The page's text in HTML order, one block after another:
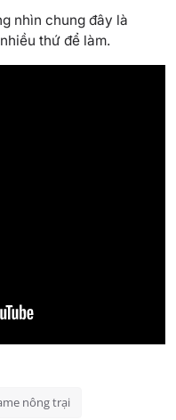
nhìn chung đây là
thứ để làm.
nông trại